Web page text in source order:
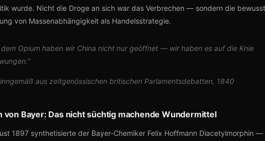
wurde. Nicht die Droge an sich war das Verbrechen — sondern die
von Massenabhängigkeit als Handelsstrategie.
dem Opium haben wir China nicht nur geöffnet — wir haben es auf die Knie
aus zeitgenössischen britischen Parlamentsdebatten, 1840
von Bayer: Das nicht süchtig machende Wundermittel
1897 synthetisierte der Bayer-Chemiker Felix Hoffmann Diacetylmorphin —